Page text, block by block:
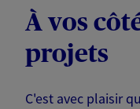
À vos
projets
C'est avec plaisir